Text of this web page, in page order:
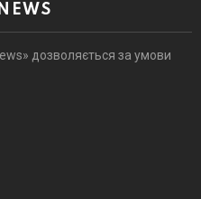
дозволяється за умови